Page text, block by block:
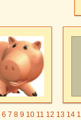
6 7 8 9 10 11 12 13 14